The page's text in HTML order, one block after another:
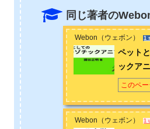
facebook（國谷）
同じ著者の
Webon（ウェボン） 1
ペット
ックア
このペ
Webon（ウェボン） 1